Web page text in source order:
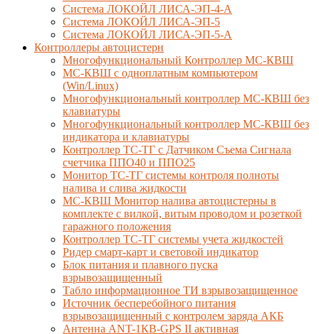
Система ЛОКОЙЛ ЛИСА-ЭП-4-А
Система ЛОКОЙЛ ЛИСА-ЭП-5
Система ЛОКОЙЛ ЛИСА-ЭП-5-А
Контроллеры автоцистерн
Многофункциональный Контроллер МС-КВШ
МС-КВШ с одноплатным компьютером
(Win/Linux)
Многофункциональный контроллер МС-КВШ без
клавиатуры
Многофункциональный контроллер МС-КВШ без
индикатора и клавиатуры
Контроллер ТС-ТГ с Датчиком Съема Сигнала
счетчика ППО40 и ППО25
Монитор ТС-ТГ системы контроля полноты
налива и слива жидкости
МС-КВШ Монитор налива автоцистерны в
комплекте с вилкой, витым проводом и розеткой
гаражного положения
Контроллер ТС-ТГ системы учета жидкостей
Ридер смарт-карт и световой индикатор
Блок питания и плавного пуска
взрывозащищенный
Табло информационное ТИ взрывозащищенное
Источник бесперебойного питания
взрывозащищенный с контролем заряда АКБ
Антенна ANT-1КВ-GPS II активная